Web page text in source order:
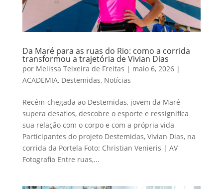
Da Maré para as ruas do Rio: como a corrida
transformou a trajetória de Vivian Dias
por Melissa Teixeira de Freitas | maio 6, 2026|
ACADEMIA, Destemidas, Notícias
Recém-chegada ao Destemidas, jovem da Maré
supera desafios, descobre o esporte e ressignifica
sua relação com o corpo e com a própria vida
Participantes do projeto Destemidas, Vivian Dias, na
corrida da Portela Foto: Christian Venieris | AV
Fotografia Entre ruas,...